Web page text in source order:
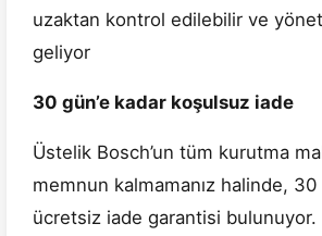
uzaktan kontrol edilebilir ve
geliyor
30 gün’e kadar koşulsuz iade
Üstelik Bosch’un tüm kurutma
memnun kalmamanız halinde,
ücretsiz iade garantisi bulunuyor.